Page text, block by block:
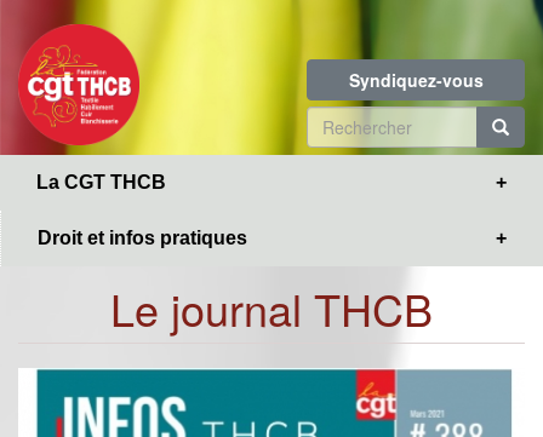
contenu
principal
Syndiquez-vous
Formulaire
de
La CGT THCB
Droit et infos pratiques
Le journal THCB